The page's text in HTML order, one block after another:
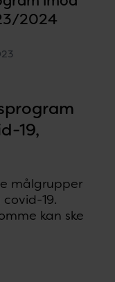
2024
19,
målgrupper
19.
kan ske